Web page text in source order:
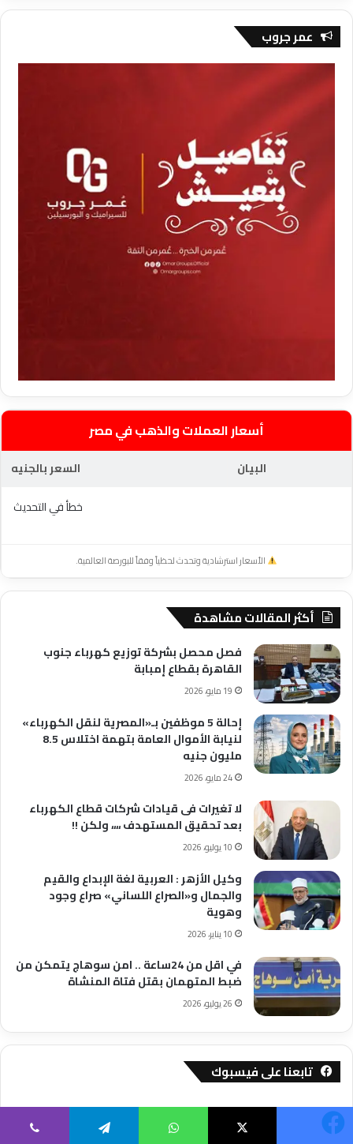
عمر جروب
أسعار العملات والذهب في مصر
البيان
السعر بالجنيه
خطأ في التحديث
الأسعار استرشادية وتحدث لحظياً وفقاً للبورصة العالمية.
أكثر المقالات مشاهدة
فصل محصل بشركة توزيع كهرباء جنوب
القاهرة بقطاع إمبابة
19 مايو، 2026
إحالة 5 موظفين بـ«المصرية لنقل الكهرباء»
لنيابة الأموال العامة بتهمة اختلاس 8.5
مليون جنيه
24 مايو، 2026
لا تغيرات فى قيادات شركات قطاع الكهرباء
بعد تحقيق المستهدف ،،،، ولكن !!
10 يوليو، 2026
وكيل الأزهر : العربية لغة الإبداع والقيم
والجمال و«الصراع اللساني» صراع وجود
وهوية
10 يناير، 2026
في اقل من 24ساعة .. امن سوهاج يتمكن من
ضبط المتهمان بقتل فتاة المنشاة
26 يوليو، 2026
تابعنا على فيسبوك
فيسبوك